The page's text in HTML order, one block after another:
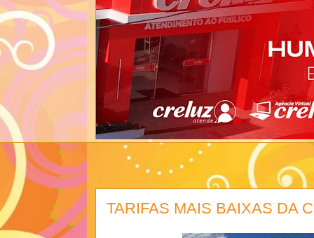
TARIFAS MAIS BAIXAS DA